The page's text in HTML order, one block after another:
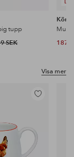
tupp
SEK
187
Visa mer
Lägg